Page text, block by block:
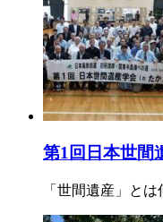
第1回日本世間
「世間遺産」と